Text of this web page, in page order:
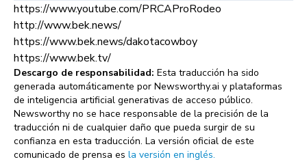
https://www.youtube.com/PRCAProRodeo
http://www.bek.news/
https://www.bek.news/dakotacowboy
https://www.bek.tv/
Descargo de responsabilidad: Esta traducción ha sido
generada automáticamente por Newsworthy.ai y plataformas
de inteligencia artificial generativas de acceso público.
Newsworthy no se hace responsable de la precisión de la
traducción ni de cualquier daño que pueda surgir de su
confianza en esta traducción. La versión oficial de este
comunicado de prensa es la versión en inglés.